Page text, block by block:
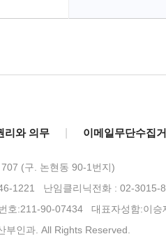
리와 의무 이메일무단수집
(구. 논현동 90-1번지)
1221 난임클리닉전화 : 02-3015-
호:211-90-07434 대표자성함:이승
인과. All Rights Reserved.